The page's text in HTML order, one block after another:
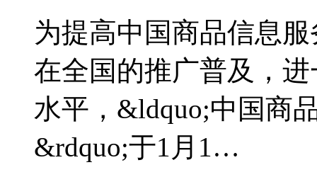
为提高中国商品信息
在全国的推广普及，
水平，&ldquo;中国商
&rdquo;于1月1…